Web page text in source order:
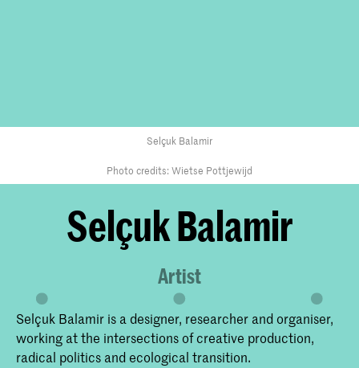
Selçuk Balamir
Photo credits: Wietse Pottjewijd
Selçuk Balamir
Artist
Selçuk Balamir is a designer, researcher and organiser,
working at the intersections of creative production,
radical politics and ecological transition.